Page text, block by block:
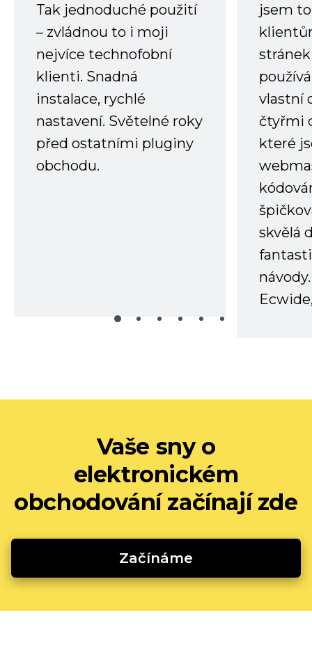
Tak jednoduché použití
– zvládnou to i moji
nejvíce technofobní
klienti. Snadná
instalace, rychlé
nastavení. Světelné roky
před ostatními pluginy
obchodu.
jsem
vlastní
čtyřmi
které
skvělá
Vaše sny o
elektronickém
obchodování začínají zde
Začínáme